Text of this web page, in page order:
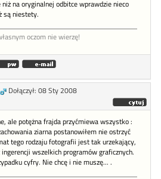
na oryginalnej odbitce wprawdzie nieco
niestety.
oczom nie wierzę!
Dołączył: 08 Sty 2008
ale potężna frajda przyćmiewa wszystko :
ziarna postanowiłem nie ostrzyć
tego rodzaju fotografii jest tak urzekający,
wszelkich programów graficznych.
cyfry. Nie chcę i nie muszę... .